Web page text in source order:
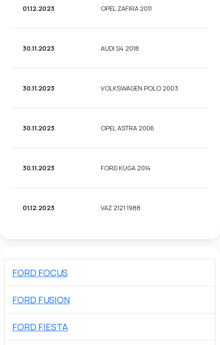
01.12.2023 OPEL ZAFIRA 2011
30.11.2023 AUDI S4 2018
30.11.2023 VOLKSWAGEN POLO 2003
30.11.2023 OPEL ASTRA 2006
30.11.2023 FORD KUGA 2014
01.12.2023 VAZ 2121 1988
FORD FOCUS
FORD FUSION
FORD FIESTA